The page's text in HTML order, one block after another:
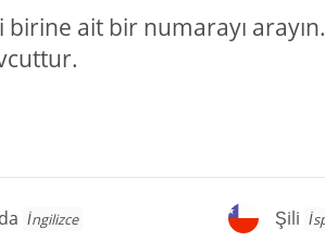
ait bir numarayı
İngilizce Şili
Şili